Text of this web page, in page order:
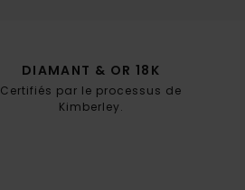
DIAMANT & OR 18K
Certifiés par le processus de
Kimberley.